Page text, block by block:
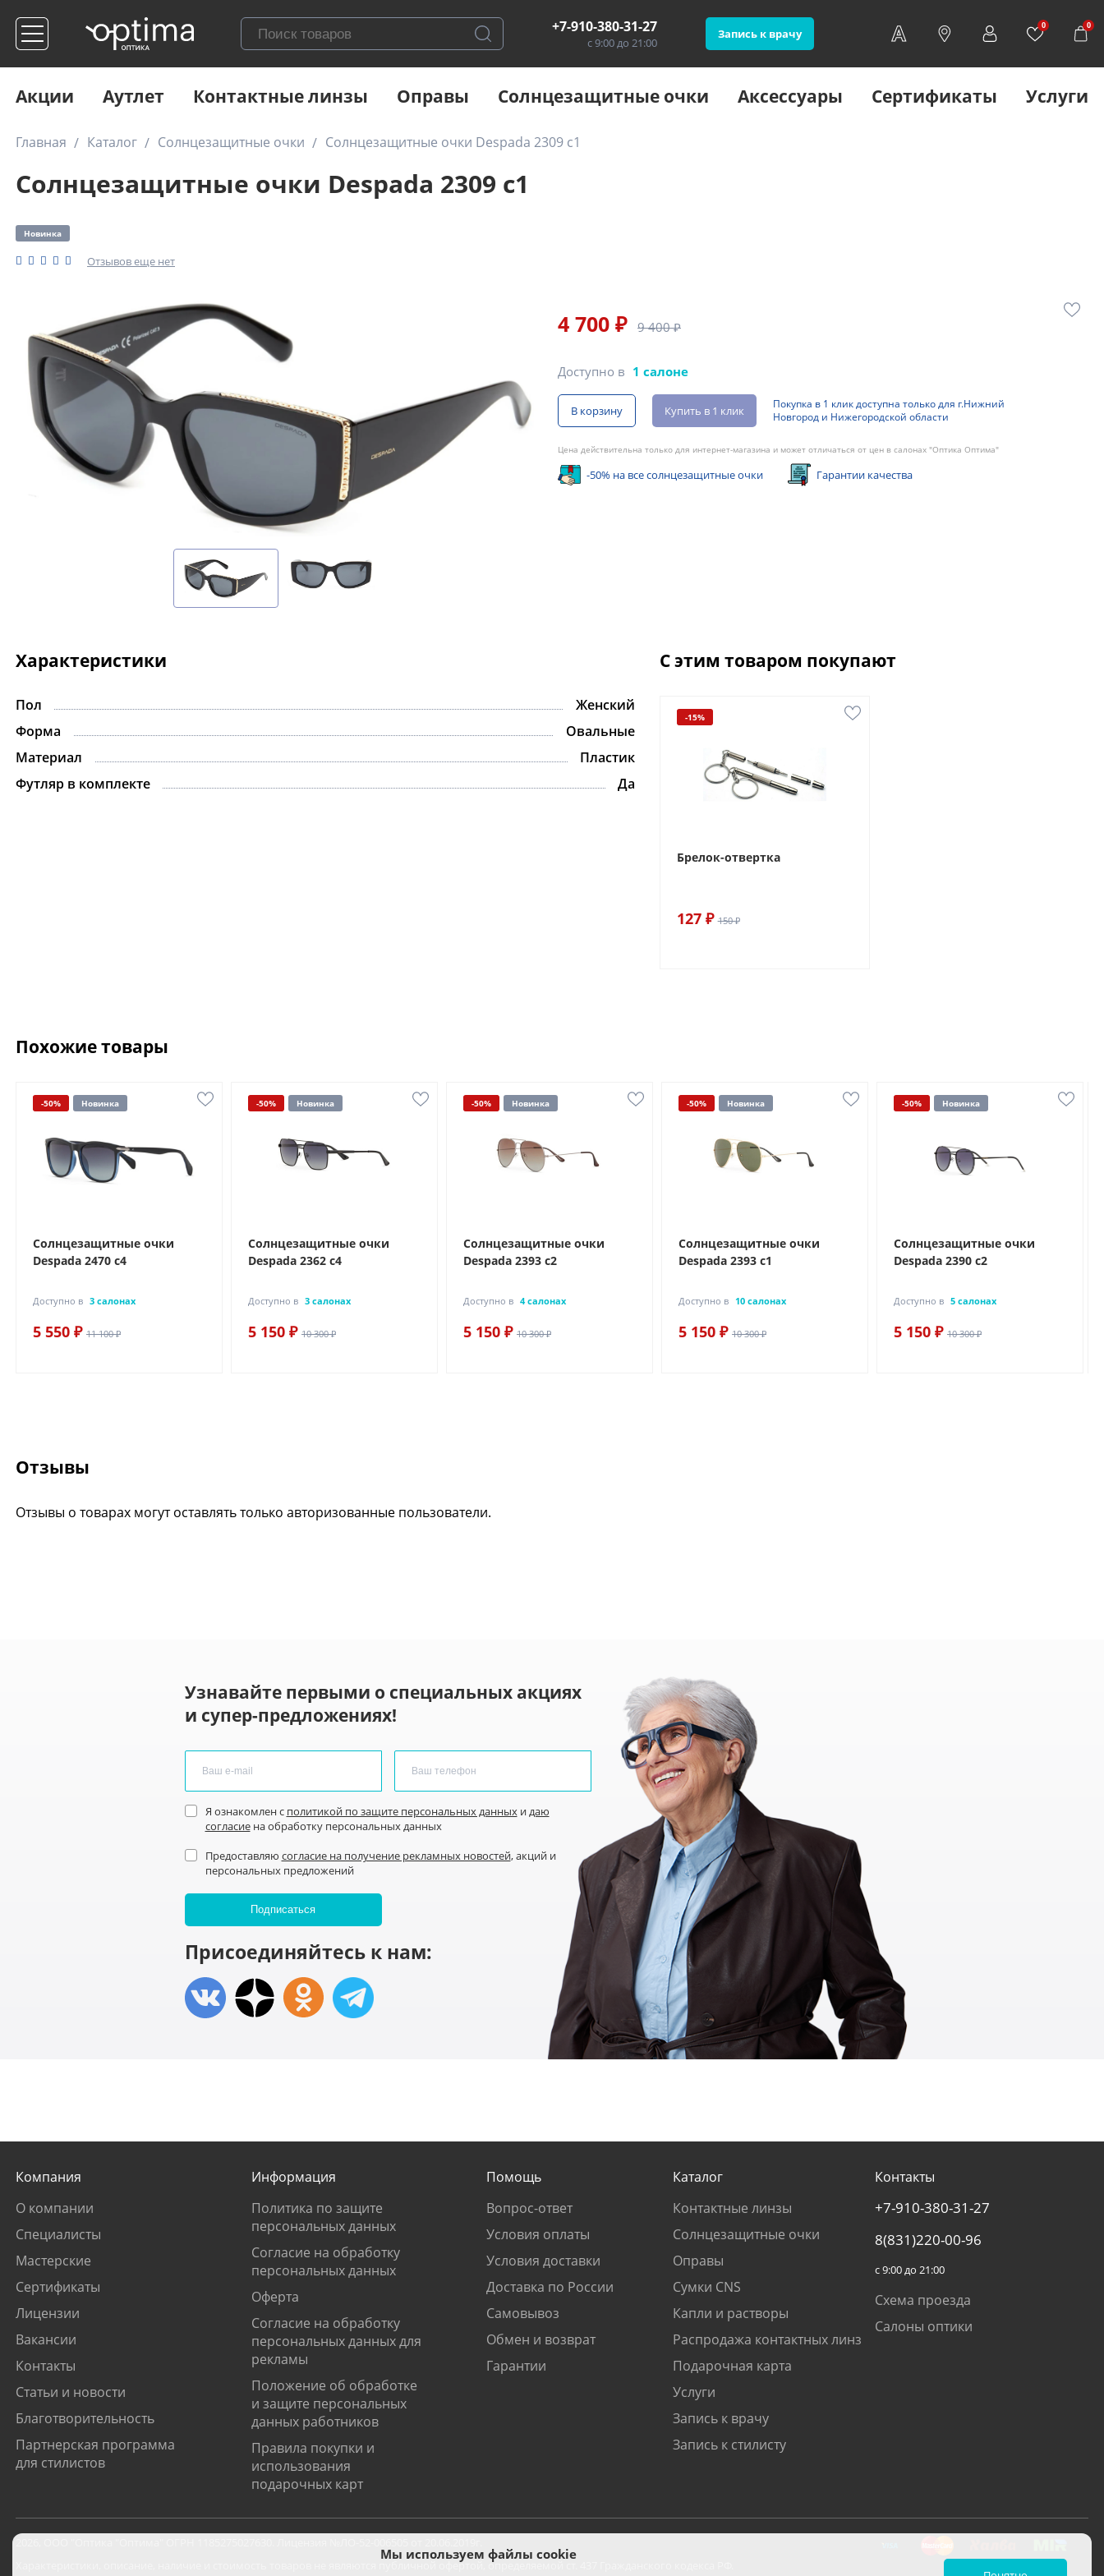
+7-910-380-31-27
с 9:00 до 21:00
Запись к врачу
0 0
Акции Аутлет Контактные линзы Оправы Солнцезащитные очки Аксессуары Сертификаты Услуги
Главная Каталог Солнцезащитные очки Солнцезащитные очки Despada 2309 с1
Солнцезащитные очки Despada 2309 с1
Новинка
Отзывов еще нет
4 700 ₽ 9 400 ₽
Доступно в 1 салоне
В корзину Купить в 1 клик
Покупка в 1 клик доступна только для г.Нижний
Новгород и Нижегородской области
Цена действительна только для интернет-магазина и может отличаться от цен в салонах "Оптика Оптима"
-50% на все солнцезащитные очки Гарантии качества
Характеристики
Пол
Женский
Форма
Овальные
Материал
Пластик
Футляр в комплекте
Да
С этим товаром покупают
-15%
Брелок-отвертка
127 ₽ 150 ₽
Похожие товары
-50% Новинка
Солнцезащитные очки
Despada 2470 с4
Доступно в 3 салонах
5 550 ₽ 11 100 ₽
-50% Новинка
Солнцезащитные очки
Despada 2362 с4
Доступно в 3 салонах
5 150 ₽ 10 300 ₽
-50% Новинка
Солнцезащитные очки
Despada 2393 с2
Доступно в 4 салонах
5 150 ₽ 10 300 ₽
-50% Новинка
Солнцезащитные очки
Despada 2393 с1
Доступно в 10 салонах
5 150 ₽ 10 300 ₽
-50% Новинка
Солнцезащитные очки
Despada 2390 с2
Доступно в 5 салонах
5 150 ₽ 10 300 ₽
Отзывы
Отзывы о товарах могут оставлять только авторизованные пользователи.
Узнавайте первыми о специальных акциях
и супер-предложениях!
Я ознакомлен с политикой по защите персональных данныхидаю
согласиена обработку персональных данных
Предоставляю согласие на получение рекламных новостей, акций и
персональных предложений
Присоединяйтесь к нам:
Компания
О компании
Специалисты
Мастерские
Сертификаты
Лицензии
Вакансии
Контакты
Статьи и новости
Благотворительность
Партнерская программа
для стилистов
Информация
Политика по защите
персональных данных
Согласие на обработку
персональных данных
Оферта
Согласие на обработку
персональных данных для
рекламы
Положение об обработке
и защите персональных
данных работников
Правила покупки и
использования
подарочных карт
Помощь
Вопрос-ответ
Условия оплаты
Условия доставки
Доставка по России
Самовывоз
Обмен и возврат
Гарантии
Каталог
Контактные линзы
Солнцезащитные очки
Оправы
Сумки CNS
Капли и растворы
Распродажа контактных линз
Подарочная карта
Услуги
Запись к врачу
Запись к стилисту
Контакты
+7-910-380-31-27
8(831)220-00-96
с 9:00 до 21:00
Схема проезда
Салоны оптики
Характеристики, описание, наличие и стоимость товаров не являются публичной офертой, определяемой ст. 437 Гражданского кодекса РФ.
Мы используем файлы cookie